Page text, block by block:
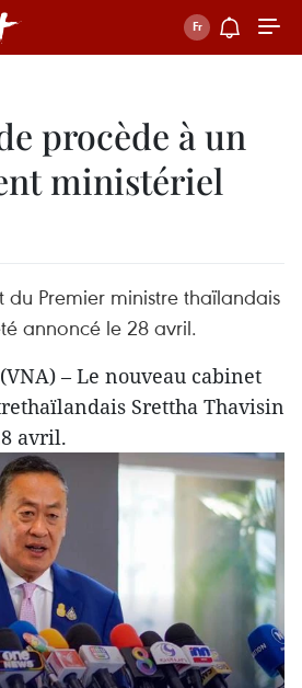
procède à un
ministériel
Premier ministre thaïlandais
annoncé le 28 avril.
– Le nouveau cabinet
Srettha Thavisin
avril.